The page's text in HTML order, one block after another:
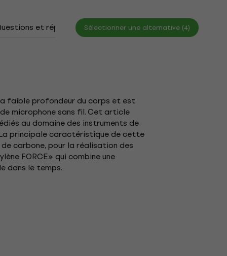
et réponses Documents
Sélectionner une alternative (4)
la faible profondeur du corps et est
microphone sans fil. Cet article
au domaine des instruments de
principale caractéristique de cette
carbone, pour la réalisation des
FORCE» qui combine une
dans le temps.